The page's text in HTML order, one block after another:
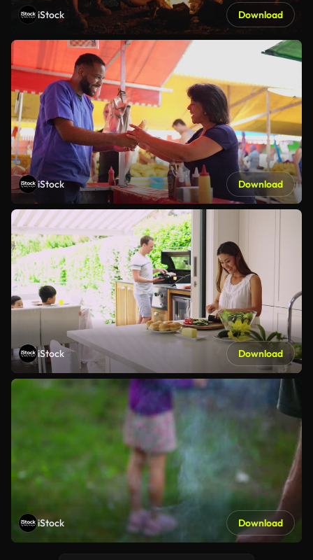
iStock Download
iStock Download
iStock Download
iStock Download